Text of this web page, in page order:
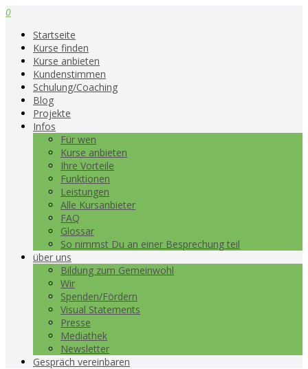
0
Startseite
Kurse finden
Kurse anbieten
Kundenstimmen
Schulung/Coaching
Blog
Projekte
Infos
Für wen
Kurse anbieten
Ihre Vorteile
Funktionen
Leistungen
Alle Kursanbieter
FAQ
Glossar
So nimmst Du an einer Besprechung teil
über uns
Bildung zum Gemeinwohl
Wir
Spenden/Fördern
Visual Statements
Presse
Mediathek
Newsletter
Gespräch vereinbaren